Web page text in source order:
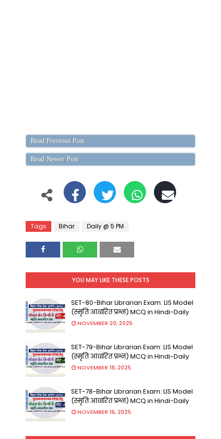
Read Previous Post
Read Newer Post
Tags Bihar Daily @ 5 PM
YOU MAY LIKE THESE POSTS
SET-80-Bihar Librarian Exam: LIS Model
(स्मृति आधारित प्रश्न) MCQ in Hindi-Daily
NOVEMBER 20, 2025
SET-79-Bihar Librarian Exam: LIS Model
(स्मृति आधारित प्रश्न) MCQ in Hindi-Daily
NOVEMBER 18, 2025
SET-78-Bihar Librarian Exam: LIS Model
(स्मृति आधारित प्रश्न) MCQ in Hindi-Daily
NOVEMBER 16, 2025